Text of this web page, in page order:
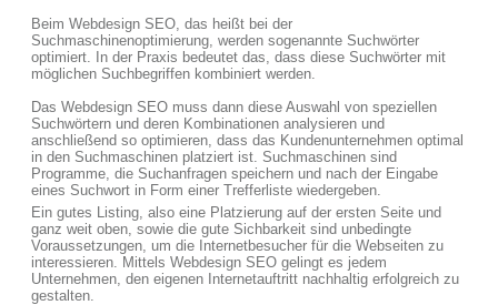
Beim Webdesign SEO, das heißt bei der
Suchmaschinenoptimierung, werden sogenannte Suchwörter
optimiert. In der Praxis bedeutet das, dass diese Suchwörter mit
möglichen Suchbegriffen kombiniert werden.
Das Webdesign SEO muss dann diese Auswahl von speziellen
Suchwörtern und deren Kombinationen analysieren und
anschließend so optimieren, dass das Kundenunternehmen optimal
in den Suchmaschinen platziert ist. Suchmaschinen sind
Programme, die Suchanfragen speichern und nach der Eingabe
eines Suchwort in Form einer Trefferliste wiedergeben.
Ein gutes Listing, also eine Platzierung auf der ersten Seite und
ganz weit oben, sowie die gute Sichbarkeit sind unbedingte
Voraussetzungen, um die Internetbesucher für die Webseiten zu
interessieren. Mittels Webdesign SEO gelingt es jedem
Unternehmen, den eigenen Internetauftritt nachhaltig erfolgreich zu
gestalten.